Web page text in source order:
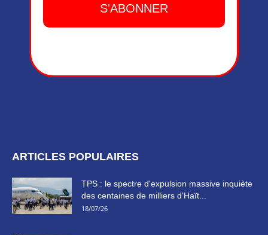
ARTICLES POPULAIRES
TPS : le spectre d'expulsion massive inquiète
des centaines de milliers d'Haït...
18/07/26